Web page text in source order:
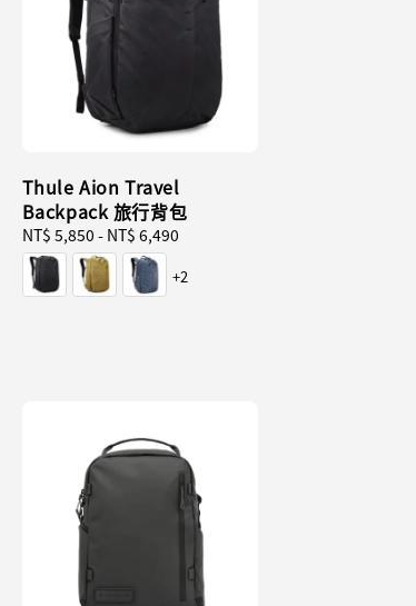
Thule Aion Travel
Backpack 旅行背包
Regular
price
NT$ 5,850 - NT$ 6,490
+2